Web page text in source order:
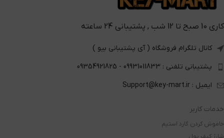
کاری 10 صبح تا 12 شب , پشتیبانی 24 ساعته
کانال تلگرام فروشگاه ( آی پشتیبانی بیو )
پشتیبانی تلفنی : 09931011833 - 09354921825
ایمیل : Support@key-mart.ir
خدمات کاربر
خاموش کردن گارد استیم